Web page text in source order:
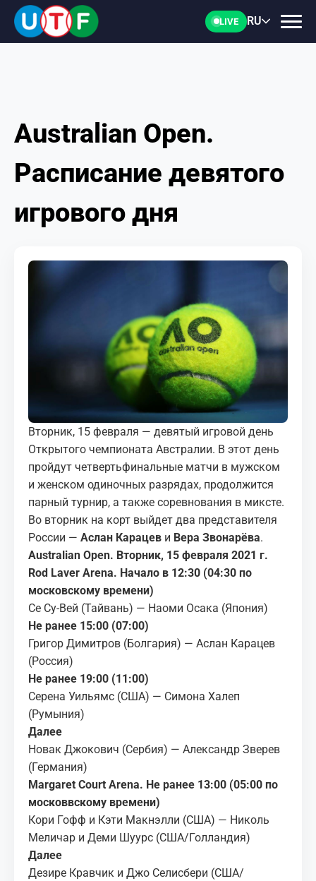
LIVE RU
ГЛАВНАЯ
ФТУ
НОВОСТИ
ПЕРСОНАЛИИ
UZ-PIN
Australian Open.
Расписание девятого
игрового дня
Вторник, 15 февраля — девятый игровой день
Открытого чемпионата Австралии. В этот день
пройдут четвертьфинальные матчи в мужском
и женском одиночных разрядах, продолжится
парный турнир, а также соревнования в миксте.
Во вторник на корт выйдет два представителя
России — Аслан Карацев и Вера Звонарёва.
Australian Open. Вторник, 15 февраля 2021 г.
Rod Laver Arena. Начало в 12:30 (04:30 по
московскому времени)
Се Су-Вей (Тайвань) — Наоми Осака (Япония)
Не ранее 15:00 (07:00)
Григор Димитров (Болгария) — Аслан Карацев
(Россия)
Не ранее 19:00 (11:00)
Серена Уильямс (США) — Симона Халеп
(Румыния)
Далее
Новак Джокович (Сербия) — Александр Зверев
(Германия)
Margaret Court Arena. Не ранее 13:00 (05:00 по
московвскому времени)
Кори Гофф и Кэти Макнэлли (США) — Николь
Меличар и Деми Шуурс (США/Голландия)
Далее
Дезире Кравчик и Джо Селисбери (США/